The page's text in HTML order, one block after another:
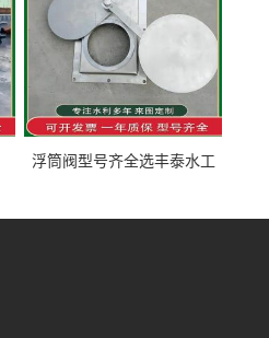
浮筒阀型号齐全选丰泰水工
道水库电站污水处理钢制闸